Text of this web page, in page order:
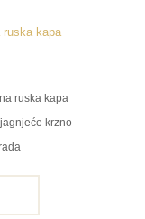
ruska kapa
ruska kapa
krzno